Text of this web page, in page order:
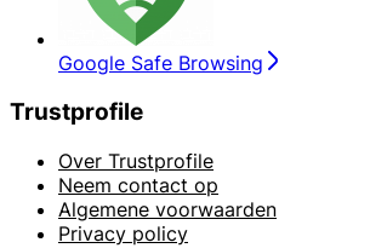
Google Safe Browsing
Trustprofile
Over Trustprofile
Neem contact op
Algemene voorwaarden
Privacy policy